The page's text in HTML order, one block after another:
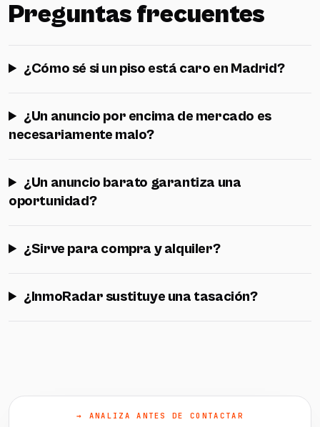
Preguntas frecuentes
¿Cómo sé si un piso está caro en Madrid?
¿Un anuncio por encima de mercado es
necesariamente malo?
¿Un anuncio barato garantiza una
oportunidad?
¿Sirve para compra y alquiler?
¿InmoRadar sustituye una tasación?
→ ANALIZA ANTES DE CONTACTAR